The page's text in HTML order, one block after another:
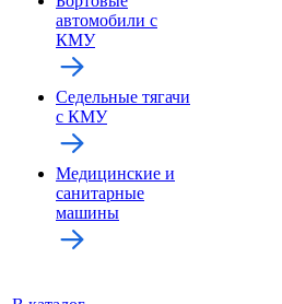
автомобили с
КМУ
Седельные тягачи
с КМУ
Медицинские и
санитарные
машины